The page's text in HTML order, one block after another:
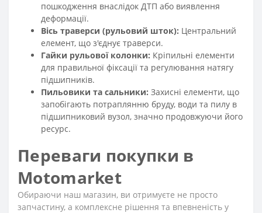
пошкодження внаслідок ДТП або виявлення
деформації.
Вісь траверси (рульовий шток): Центральний
елемент, що з'єднує траверси.
Гайки рульової колонки: Кріпильні елементи
для правильної фіксації та регулювання натягу
підшипників.
Пильовики та сальники: Захисні елементи, що
запобігають потраплянню бруду, води та пилу в
підшипниковий вузол, значно продовжуючи його
ресурс.
Переваги покупки в
Motomarket
Обираючи наш магазин, ви отримуєте не просто
запчастину, а комплексне рішення та впевненість у